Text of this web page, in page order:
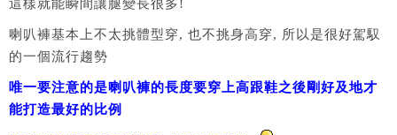
這樣就能瞬間讓腿變長很多!
喇叭褲基本上不太挑體型穿, 也不挑身高穿, 所以是很好駕馭
的一個流行趨勢
唯一要注意的是喇叭褲的長度要穿上高跟鞋之後剛好及地才
能打造最好的比例